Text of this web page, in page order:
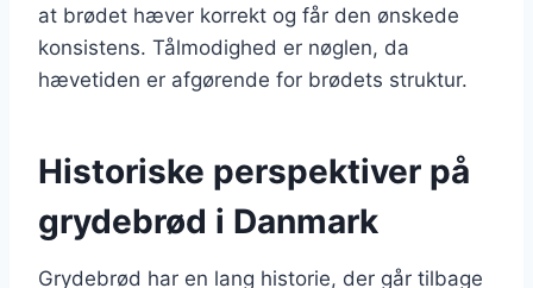
at brødet hæver korrekt og får den ønskede
konsistens. Tålmodighed er nøglen, da
hævetiden er afgørende for brødets struktur.
Historiske perspektiver på
grydebrød i Danmark
Grydebrød har en lang historie, der går tilbage